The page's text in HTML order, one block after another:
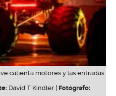
calienta motores y las entradas
David T Kindler | Fotógrafo: